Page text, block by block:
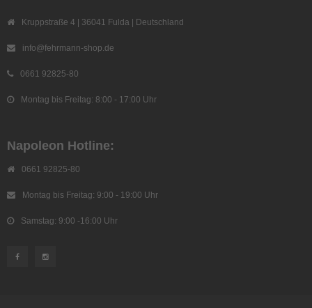
Kruppstraße 4 | 36041 Fulda | Deutschland
info@fehrmann-shop.de
0661 92825-80
Montag bis Freitag: 8:00 - 17:00 Uhr
Napoleon Hotline:
0661 92825-80
Montag bis Freitag: 9:00 - 19:00 Uhr
Samstag: 9:00 -16:00 Uhr